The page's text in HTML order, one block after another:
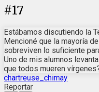
#17
Estábamos discutiendo la
Mencioné que la mayoría
sobreviven lo suficiente
Uno de mis alumnos
que todos mueren
chartreuse_chimay
Reportar